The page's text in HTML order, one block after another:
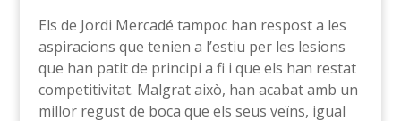
Els de Jordi Mercadé tampoc han respost a les
aspiracions que tenien a l’estiu per les lesions
que han patit de principi a fi i que els han restat
competitivitat. Malgrat això, han acabat amb un
millor regust de boca que els seus veïns, igual